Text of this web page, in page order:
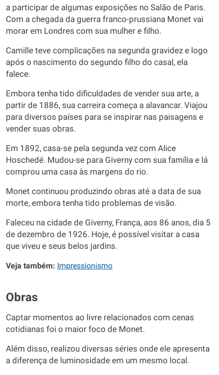
a participar de algumas exposições no Salão de Paris.
Com a chegada da guerra franco-prussiana Monet vai
morar em Londres com sua mulher e filho.
Camille teve complicações na segunda gravidez e logo
após o nascimento do segundo filho do casal, ela
falece.
Embora tenha tido dificuldades de vender sua arte, a
partir de 1886, sua carreira começa a alavancar. Viajou
para diversos países para se inspirar nas paisagens e
vender suas obras.
Em 1892, casa-se pela segunda vez com Alice
Hoschedé. Mudou-se para Giverny com sua família e lá
comprou uma casa às margens do rio.
Monet continuou produzindo obras até a data de sua
morte, embora tenha tido problemas de visão.
Faleceu na cidade de Giverny, França, aos 86 anos, dia 5
de dezembro de 1926. Hoje, é possível visitar a casa
que viveu e seus belos jardins.
Veja também: Impressionismo
Obras
Captar momentos ao livre relacionados com cenas
cotidianas foi o maior foco de Monet.
Além disso, realizou diversas séries onde ele apresenta
a diferença de luminosidade em um mesmo local.